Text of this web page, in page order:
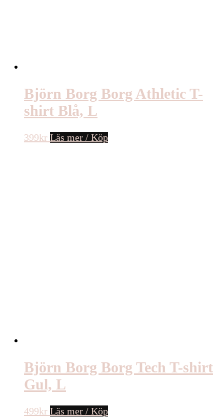
Björn Borg Borg Athletic T-
shirt Blå, L
399kr Läs mer / Köp
Björn Borg Borg Tech T-shirt
Gul, L
499kr Läs mer / Köp